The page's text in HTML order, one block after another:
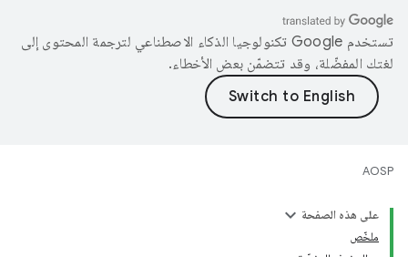
تستخدم Google تكنولوجيا الذكاء الاصطناعي لترجمة المحتوى إلى
لغتك المفضّلة، وقد تتضمّن بعض الأخطاء.
AOSP
على هذه الصفحة
ملخّص